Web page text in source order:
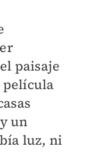
paisaje
película
un
luz, ni